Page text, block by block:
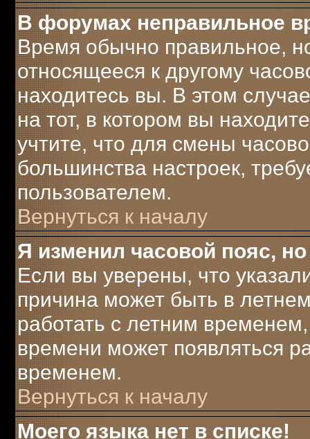
В форумах неправильное
Время обычно правильное,
относящееся к другому
находитесь вы. В этом
на тот, в котором вы
учтите, что для смены
большинства настроек,
пользователем.
Вернуться к началу
Я изменил часовой пояс,
Если вы уверены, что
причина может быть в
работать с летним
времени может появляться
временем.
Вернуться к началу
Моего языка нет в списке!